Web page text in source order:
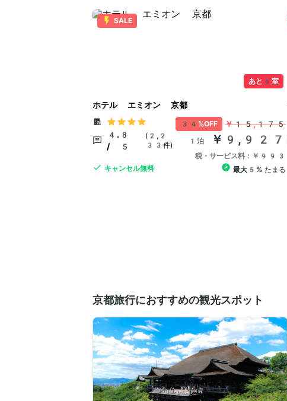
SALE
あと5室
ホテル エミオン 京都
4.8
/ 5
(2,2
33件)
キャンセル無料
34%OFF ￥15,175
1泊 ￥9,927
税・サービス料：￥993
最大5% たまる
京都旅行におすすめの観光スポット